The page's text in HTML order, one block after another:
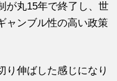
が丸15年で終了し、世
ャンブル性の高い政策
り伸ばした感じになり